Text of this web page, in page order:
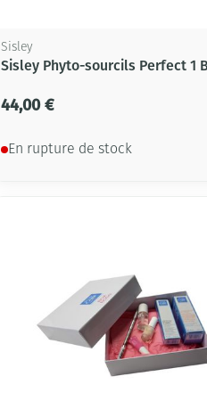
Sisley
Sisley Phyto-sourcils Perfect 1
44,00 €
En rupture de stock